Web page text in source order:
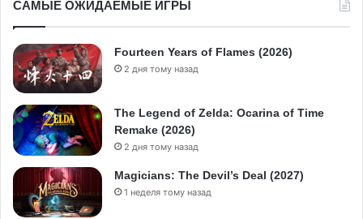
САМЫЕ ОЖИДАЕМЫЕ ИГРЫ
Fourteen Years of Flames (2026)
2 дня тому назад
The Legend of Zelda: Ocarina of Time
Remake (2026)
2 дня тому назад
Magicians: The Devil’s Deal (2027)
1 неделя тому назад